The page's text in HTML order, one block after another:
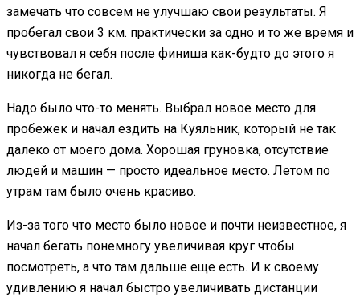
замечать что совсем не улучшаю свои результаты. Я
пробегал свои 3 км. практически за одно и то же время и
чувствовал я себя после финиша как-будто до этого я
никогда не бегал.
Надо было что-то менять. Выбрал новое место для
пробежек и начал ездить на Куяльник, который не так
далеко от моего дома. Хорошая груновка, отсутствие
людей и машин — просто идеальное место. Летом по
утрам там было очень красиво.
Из-за того что место было новое и почти неизвестное, я
начал бегать понемногу увеличивая круг чтобы
посмотреть, а что там дальше еще есть. И к своему
удивлению я начал быстро увеличивать дистанции